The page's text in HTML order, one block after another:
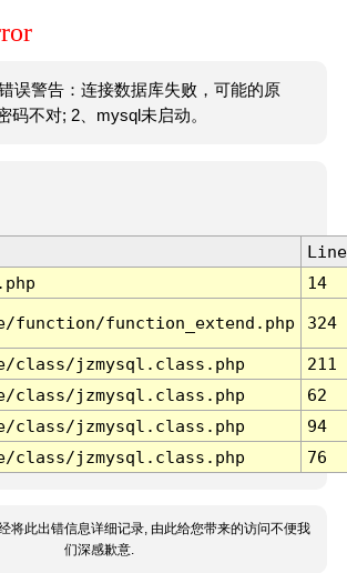
误警告：连接数据库失败，可能的原
码不对; 2、mysql未启动。
Line
14
function/function_extend.php 324
class/jzmysql.class.php
211
class/jzmysql.class.php
62
class/jzmysql.class.php
94
class/jzmysql.class.php 76
将此出错信息详细记录, 由此给您带来的访问不便我
们深感歉意.